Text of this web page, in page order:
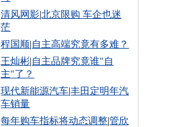
清风网影|北京限购 车企也迷
茫
程国顺|自主高端究竟有多难？
王灿彬|自主品牌究竟谁"自
主"了？
现代新能源汽车|丰田定明年汽
车销量
每年购车指标将动态调整|管欣